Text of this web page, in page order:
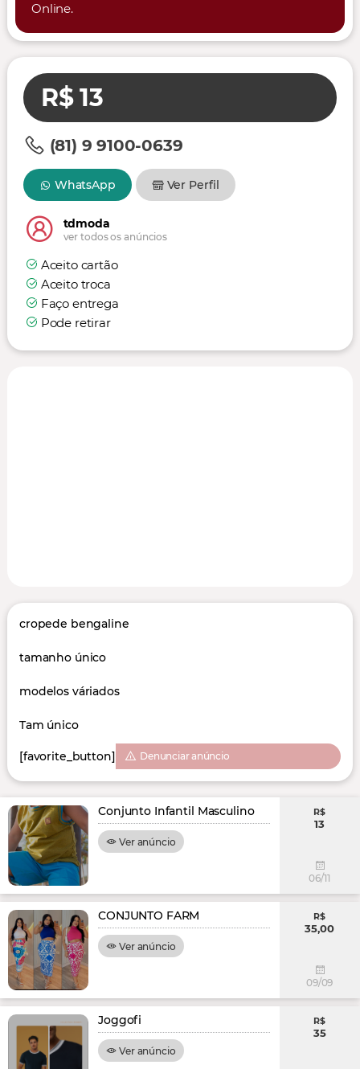
Online.
R$ 13
(81) 9 9100-0639
WhatsApp Ver Perfil
tdmoda
ver todos os anúncios
Aceito cartão
Aceito troca
Faço entrega
Pode retirar
cropede bengaline
tamanho único
modelos váriados
Tam único
[favorite_button] Denunciar anúncio
Conjunto Infantil Masculino
Ver anúncio
R$
13
06/11
CONJUNTO FARM
Ver anúncio
R$
35,00
09/09
Joggofi
Ver anúncio
R$
35